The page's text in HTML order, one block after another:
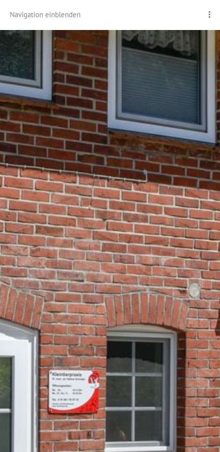
Navigation einblenden